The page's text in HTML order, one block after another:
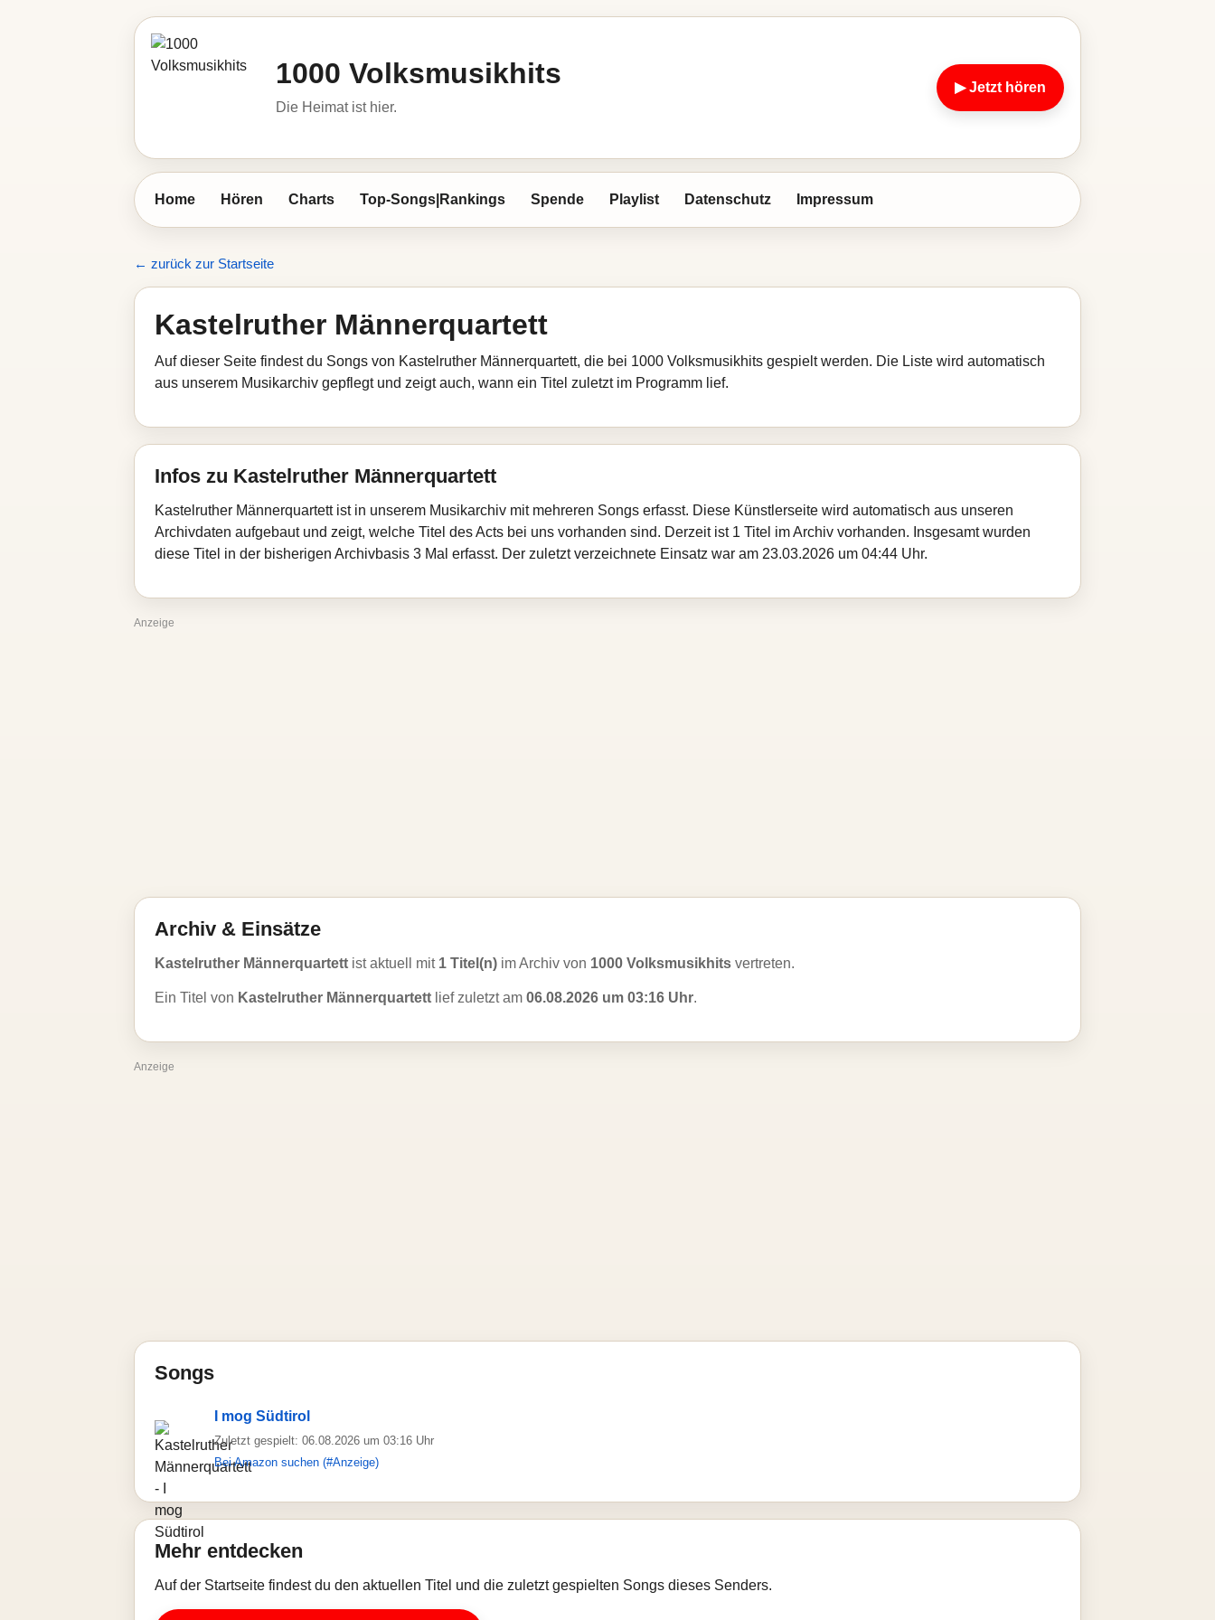
1000 Volksmusikhits
Die Heimat ist hier.
▶ Jetzt hören
Home Hören Charts Top-Songs|Rankings Spende Playlist Datenschutz Impressum
← zurück zur Startseite
Kastelruther Männerquartett
Auf dieser Seite findest du Songs von Kastelruther Männerquartett, die bei 1000 Volksmusikhits gespielt werden. Die Liste wird automatisch
aus unserem Musikarchiv gepflegt und zeigt auch, wann ein Titel zuletzt im Programm lief.
Infos zu Kastelruther Männerquartett
Kastelruther Männerquartett ist in unserem Musikarchiv mit mehreren Songs erfasst. Diese Künstlerseite wird automatisch aus unseren
Archivdaten aufgebaut und zeigt, welche Titel des Acts bei uns vorhanden sind. Derzeit ist 1 Titel im Archiv vorhanden. Insgesamt wurden
diese Titel in der bisherigen Archivbasis 3 Mal erfasst. Der zuletzt verzeichnete Einsatz war am 23.03.2026 um 04:44 Uhr.
Anzeige
Archiv & Einsätze
Kastelruther Männerquartett ist aktuell mit 1 Titel(n) im Archiv von 1000 Volksmusikhits vertreten.
Ein Titel von Kastelruther Männerquartett lief zuletzt am 06.08.2026 um 03:16 Uhr.
Anzeige
Songs
I mog Südtirol
Zuletzt gespielt: 06.08.2026 um 03:16 Uhr
Bei Amazon suchen (#Anzeige)
Mehr entdecken
Auf der Startseite findest du den aktuellen Titel und die zuletzt gespielten Songs dieses Senders.